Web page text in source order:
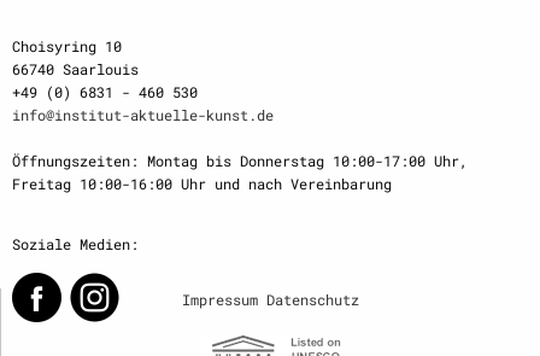
Choisyring 10
66740 Saarlouis
+49 (0) 6831 - 460 530
info@institut-aktuelle-kunst.de
Öffnungszeiten: Montag bis Donnerstag 10:00-17:00 Uhr,
Freitag 10:00-16:00 Uhr und nach Vereinbarung
Soziale Medien:
Impressum Datenschutz